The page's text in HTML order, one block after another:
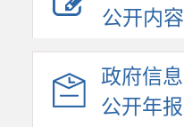
公开内容
政府信息
公开年报